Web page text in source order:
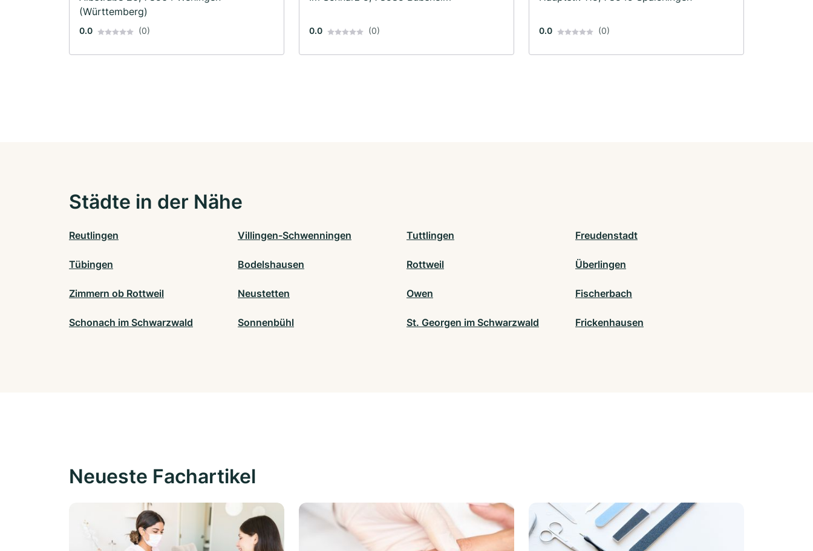
(Württemberg)
0.0 (0) 0.0 (0) 0.0 (0)
Städte in der Nähe
Reutlingen Villingen-Schwenningen Tuttlingen Freudenstadt
Tübingen Bodelshausen Rottweil Überlingen
Zimmern ob Rottweil Neustetten Owen Fischerbach
Schonach im Schwarzwald Sonnenbühl St. Georgen im Schwarzwald Frickenhausen
Neueste Fachartikel